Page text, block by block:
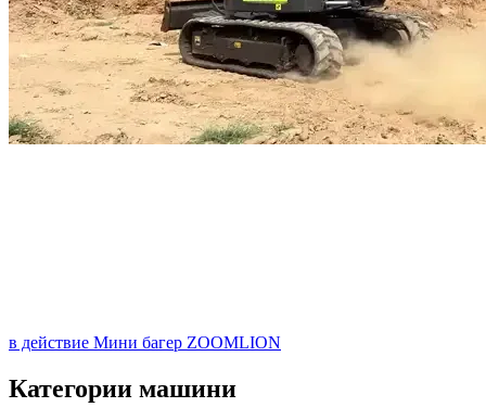
в действие Мини багер ZOOMLION
Категории машини